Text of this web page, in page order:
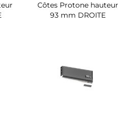
Côtes Protone hauteur
93 mm DROITE